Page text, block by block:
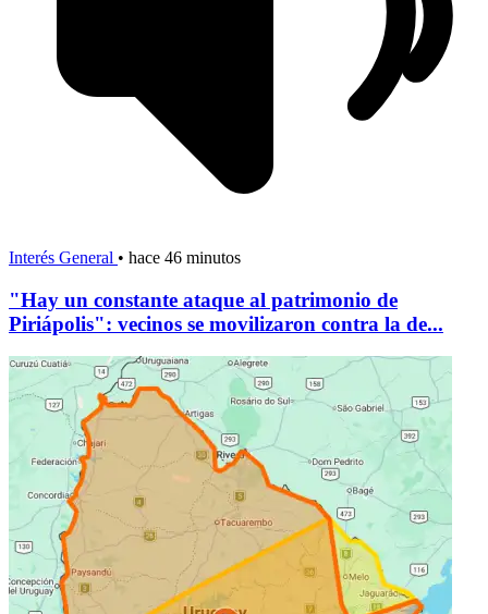
Interés General • hace 46 minutos
"Hay un constante ataque al patrimonio de
Piriápolis": vecinos se movilizaron contra la de...